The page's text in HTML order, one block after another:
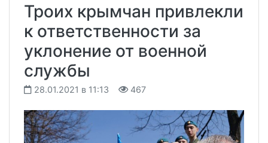
Троих крымчан привлекли
к ответственности за
уклонение от военной
службы
28.01.2021 в 11:13 467